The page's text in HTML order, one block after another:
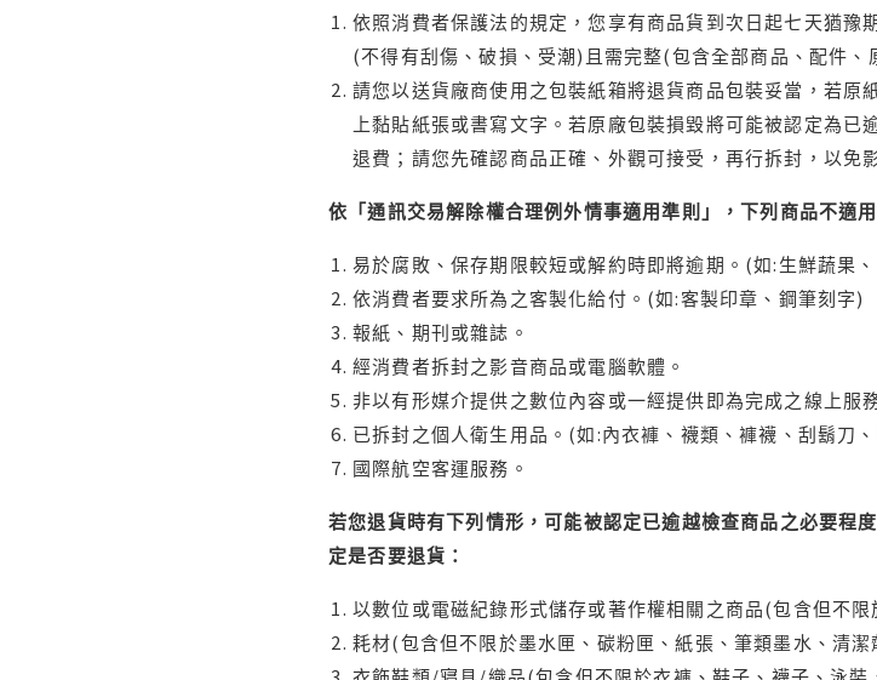
依照消費者保護法的規定，您享有商品貨到次日起七天猶
(不得有刮傷、破損、受潮)且需完整(包含全部商品、配件
請您以送貨廠商使用之包裝紙箱將退貨商品包裝妥當，若
上黏貼紙張或書寫文字。若原廠包裝損毀將可能被認定為
退費；請您先確認商品正確、外觀可接受，再行拆封，以免
依「通訊交易解除權合理例外情事適用準則」，下列商品不適
易於腐敗、保存期限較短或解約時即將逾期。(如:生鮮蔬果
依消費者要求所為之客製化給付。(如:客製印章、鋼筆刻字)
報紙、期刊或雜誌。
經消費者拆封之影音商品或電腦軟體。
非以有形媒介提供之數位內容或一經提供即為完成之線上服
已拆封之個人衛生用品。(如:內衣褲、襪類、褲襪、刮鬍刀
國際航空客運服務。
若您退貨時有下列情形，可能被認定已逾越檢查商品之必要程
定是否要退貨：
以數位或電磁紀錄形式儲存或著作權相關之商品(包含但不
耗材(包含但不限於墨水匣、碳粉匣、紙張、筆類墨水、清